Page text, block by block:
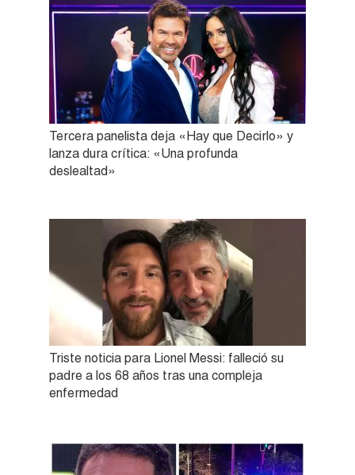
Tercera panelista deja «Hay que Decirlo» y
lanza dura crítica: «Una profunda
deslealtad»
Triste noticia para Lionel Messi: falleció su
padre a los 68 años tras una compleja
enfermedad